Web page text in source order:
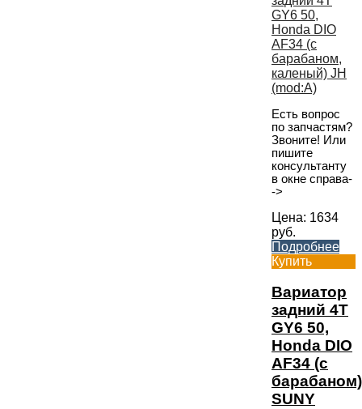
Есть вопрос
по запчастям?
Звоните! Или
пишите
консультанту
в окне справа-
->
Цена: 1634
руб.
Подробнее
Купить
Вариатор
задний 4T
GY6 50,
Honda DIO
AF34 (с
барабаном)
SUNY